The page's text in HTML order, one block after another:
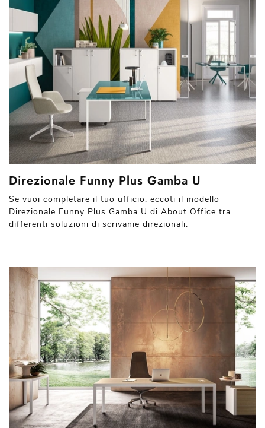
Direzionale Funny Plus Gamba U
Se vuoi completare il tuo ufficio, eccoti il modello
Direzionale Funny Plus Gamba U di About Office tra
differenti soluzioni di scrivanie direzionali.